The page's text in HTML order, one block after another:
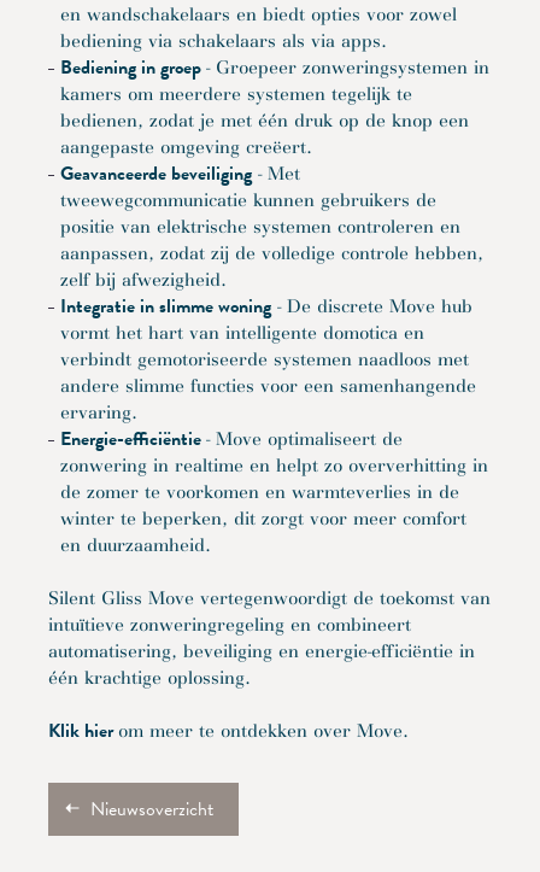
en wandschakelaars en biedt opties voor zowel
bediening via schakelaars als via apps.
Bediening in groep - Groepeer zonweringsystemen in
kamers om meerdere systemen tegelijk te
bedienen, zodat je met één druk op de knop een
aangepaste omgeving creëert.
Geavanceerde beveiliging - Met
tweewegcommunicatie kunnen gebruikers de
positie van elektrische systemen controleren en
aanpassen, zodat zij de volledige controle hebben,
zelf bij afwezigheid.
Integratie in slimme woning - De discrete Move hub
vormt het hart van intelligente domotica en
verbindt gemotoriseerde systemen naadloos met
andere slimme functies voor een samenhangende
ervaring.
Energie-efficiëntie - Move optimaliseert de
zonwering in realtime en helpt zo oververhitting in
de zomer te voorkomen en warmteverlies in de
winter te beperken, dit zorgt voor meer comfort
en duurzaamheid.
Silent Gliss Move vertegenwoordigt de toekomst van
intuïtieve zonweringregeling en combineert
automatisering, beveiliging en energie-efficiëntie in
één krachtige oplossing.
Klik hierom meer te ontdekken over Move.
Nieuwsoverzicht